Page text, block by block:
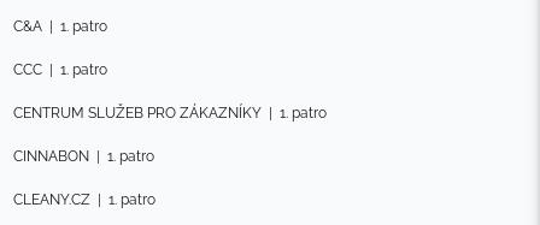
C&A | 1. patro
CCC | 1. patro
CENTRUM SLUŽEB PRO ZÁKAZNÍKY | 1. patro
CINNABON | 1. patro
CLEANY.CZ | 1. patro